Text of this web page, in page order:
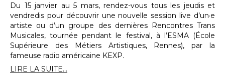
Du 15 janvier au 5 mars, rendez-vous tous les jeudis et
vendredis pour découvrir une nouvelle session live d’un·e
artiste ou d’un groupe des dernières Rencontres Trans
Musicales, tournée pendant le festival, à l’ESMA (École
Supérieure des Métiers Artistiques, Rennes), par la
fameuse radio américaine KEXP.
LIRE LA SUITE...